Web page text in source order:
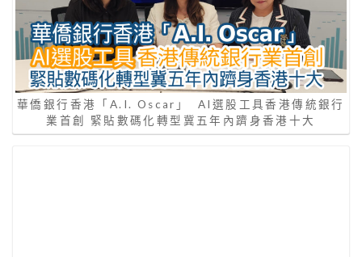
華僑銀行香港「A.I. Oscar」 AI選股工具香港傳統銀行
業首創 緊貼數碼化轉型冀五年內躋身香港十大